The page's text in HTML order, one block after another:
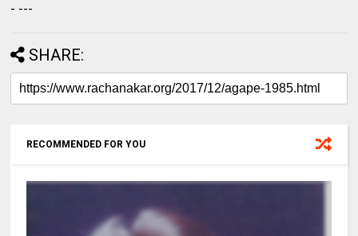
- ---
SHARE:
RECOMMENDED FOR YOU